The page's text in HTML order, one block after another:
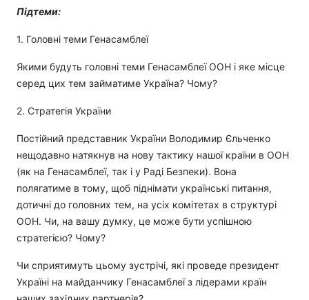
Підтеми:
1. Головні теми Генасамблеї
Якими будуть головні теми Генасамблеї ООН і яке місце
серед цих тем займатиме Україна? Чому?
2. Стратегія України
Постійний представник України Володимир Єльченко
нещодавно натякнув на нову тактику нашої країни в ООН
(як на Генасамблеї, так і у Раді Безпеки). Вона
полягатиме в тому, щоб піднімати українські питання,
дотичні до головних тем, на усіх комітетах в структурі
ООН. Чи, на вашу думку, це може бути успішною
стратегією? Чому?
Чи сприятимуть цьому зустрічі, які проведе президент
Україні на майданчику Генасамблеї з лідерами країн